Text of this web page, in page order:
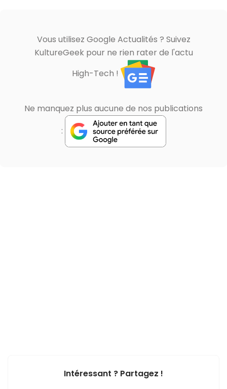
Vous utilisez Google Actualités ? Suivez
KultureGeek pour ne rien rater de l'actu
High-Tech !
Ne manquez plus aucune de nos publications
:
Intéressant ? Partagez !